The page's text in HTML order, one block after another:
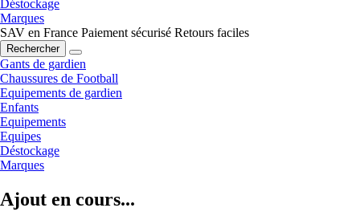
Déstockage
Marques
SAV en France Paiement sécurisé Retours faciles
Rechercher
Gants de gardien
Chaussures de Football
Equipements de gardien
Enfants
Equipements
Equipes
Déstockage
Marques
Ajout en cours...